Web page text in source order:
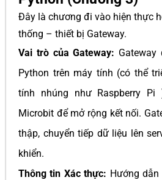
Đây là chương đi vào hiện thực
thống – thiết bị Gateway.
Vai trò của Gateway:
Python trên máy tính (có thể
tính nhúng như Raspberry
Microbit để mở rộng kết nối.
thập, chuyển tiếp dữ liệu lên
khiển.
Thông tin Xác thực: Hướng